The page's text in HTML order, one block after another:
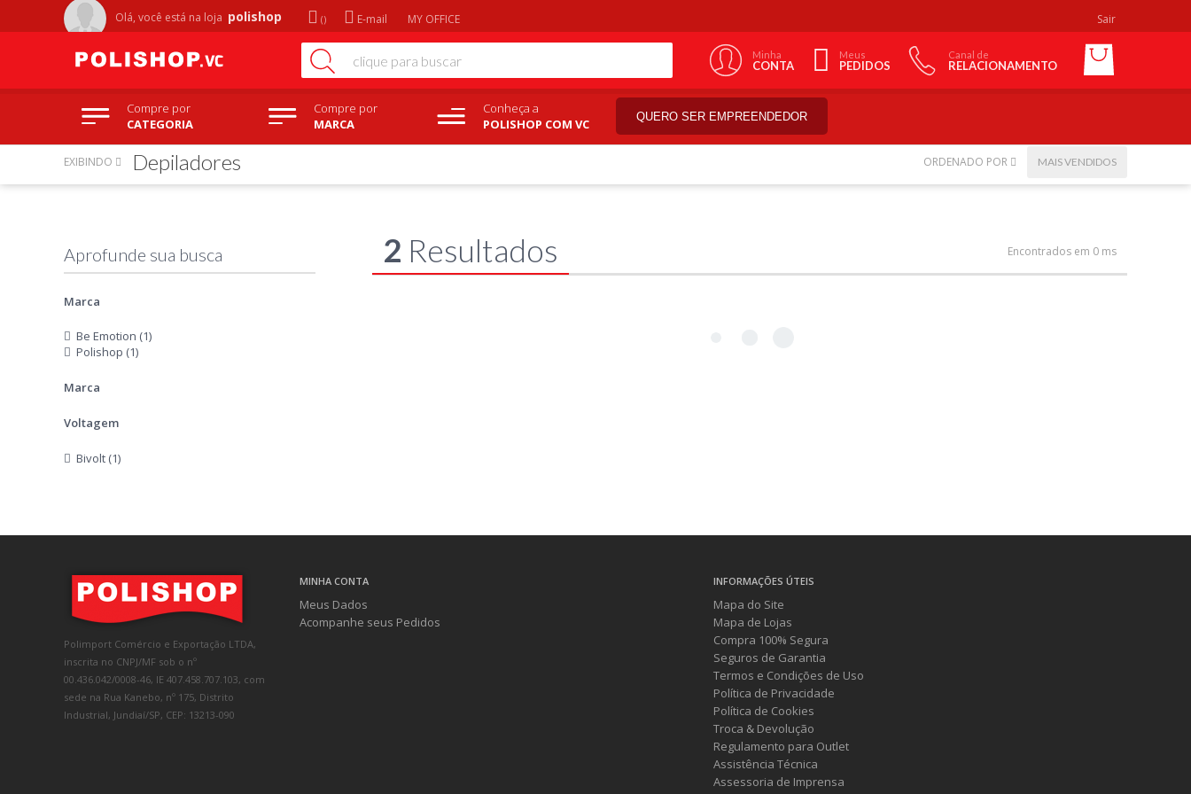
Olá, você está na loja polishop E-mail MY OFFICE Sair
Minha
CONTA
Meus
PEDIDOS
Canal de
RELACIONAMENTO
Compre por
CATEGORIA
Compre por
MARCA
Conheça a
POLISHOP COM VC
QUERO SER EMPREENDEDOR
Marca
Be Emotion (1)
Polishop (1)
Marca
Voltagem
Bivolt (1)
EXIBINDO Depiladores ORDENADO POR MAIS VENDIDOS
2 Resultados Encontrados em 0 ms
Polimport Comércio e Exportação LTDA,
inscrita no CNPJ/MF sob o nº
00.436.042/0008-46, IE 407.458.707.103, com
sede na Rua Kanebo, nº 175, Distrito
Industrial, Jundiaí/SP, CEP: 13213-090
MINHA CONTA
Meus Dados
Acompanhe seus Pedidos
INFORMAÇÕES ÚTEIS
Mapa do Site
Mapa de Lojas
Compra 100% Segura
Seguros de Garantia
Termos e Condições de Uso
Política de Privacidade
Política de Cookies
Troca & Devolução
Regulamento para Outlet
Assistência Técnica
Assessoria de Imprensa